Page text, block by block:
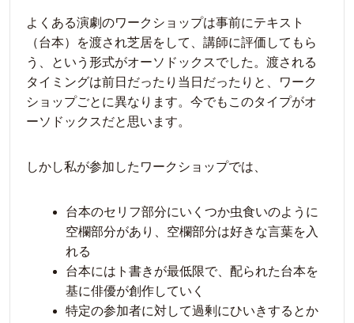
よくある演劇のワークショップは事前にテキスト
（台本）を渡され芝居をして、講師に評価してもら
う、という形式がオーソドックスでした。渡される
タイミングは前日だったり当日だったりと、ワーク
ショップごとに異なります。今でもこのタイプがオ
ーソドックスだと思います。
しかし私が参加したワークショップでは、
台本のセリフ部分にいくつか虫食いのように
空欄部分があり、空欄部分は好きな言葉を入
れる
台本にはト書きが最低限で、配られた台本を
基に俳優が創作していく
特定の参加者に対して過剰にひいきするとか